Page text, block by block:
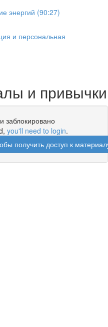
энергий (90:27)
и персональная
и привычки
заблокировано
you'll need to login.
получить доступ к